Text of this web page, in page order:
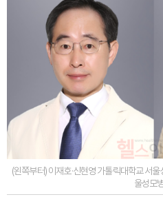
(왼쪽부터) 이재호·신현영 가톨릭대학교 서
울성모